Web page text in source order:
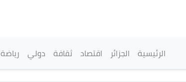
القائمة الرئيسية
الرئيسية الجزائر اقتصاد ثقافة دولي رياضة